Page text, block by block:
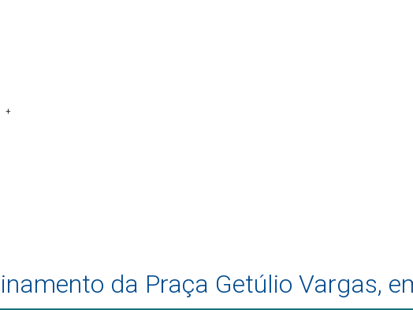
da Praça Getúlio Vargas,